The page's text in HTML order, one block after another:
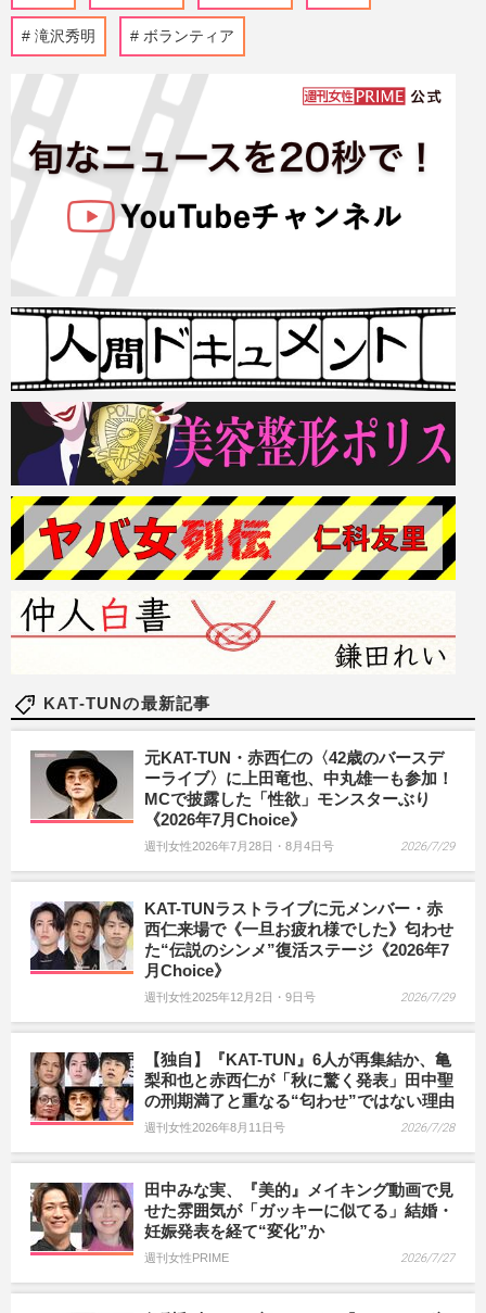
滝沢秀明 ボランティア
KAT-TUNの最新記事
元KAT-TUN・赤西仁の〈42歳のバースデ
ーライブ〉に上田竜也、中丸雄一も参加！
MCで披露した「性欲」モンスターぶり
《2026年7月Choice》
週刊女性2026年7月28日・8月4日号 2026/7/29
KAT-TUNラストライブに元メンバー・赤
西仁来場で《一旦お疲れ様でした》匂わせ
た“伝説のシンメ”復活ステージ《2026年7
月Choice》
週刊女性2025年12月2日・9日号 2026/7/29
【独自】『KAT-TUN』6人が再集結か、亀
梨和也と赤西仁が「秋に驚く発表」田中聖
の刑期満了と重なる“匂わせ”ではない理由
週刊女性2026年8月11日号 2026/7/28
田中みな実、『美的』メイキング動画で見
せた雰囲気が「ガッキーに似てる」結婚・
妊娠発表を経て“変化”か
週刊女性PRIME 2026/7/27